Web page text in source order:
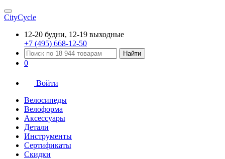
CityCycle
12-20 будни, 12-19 выходные
+7 (495) 668-12-50
Найти
0
Войти
Велосипеды
Велоформа
Аксессуары
Детали
Инструменты
Сертификаты
Скидки